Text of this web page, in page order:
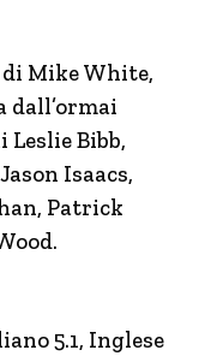
Mike White,
dall’ormai
Bibb,
Isaacs,
Patrick
5.1, Inglese